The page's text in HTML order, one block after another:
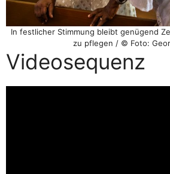
In festlicher Stimmung bleibt genügend
zu pflegen / © Foto:
Videosequenz